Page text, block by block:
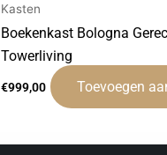
Kasten
Boekenkast Bologna
Towerliving
€999,00 Toevoegen